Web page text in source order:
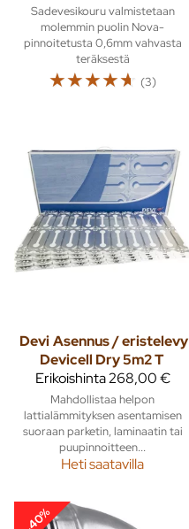
Sadevesikouru valmistetaan
molemmin puolin Nova-
pinnoitetusta 0,6mm vahvasta
teräksestä
☆☆☆☆☆ (3)
Devi Asennus / eristelevy
Devicell Dry 5m2 T
Erikoishinta268,00 €
Mahdollistaa helpon
lattialämmityksen asentamisen
suoraan parketin, laminaatin tai
puupinnoitteen...
Heti saatavilla
-40%